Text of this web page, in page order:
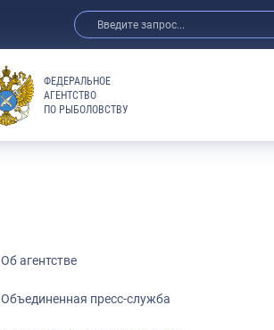
ФЕДЕРАЛЬНОЕ
АГЕНТСТВО
ПО РЫБОЛОВСТВУ
Об агентстве
Объединенная пресс-служба